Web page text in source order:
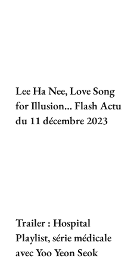
Lee Ha Nee, Love Song
for Illusion… Flash Actu
du 11 décembre 2023
Trailer : Hospital
Playlist, série médicale
avec Yoo Yeon Seok